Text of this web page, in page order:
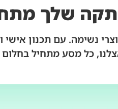
שלך
נשימה. עם תכנון
כל מסע מתחיל בחלום